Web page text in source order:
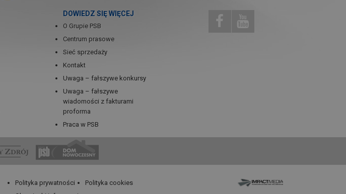
DOWIEDZ SIĘ WIĘCEJ
O Grupie PSB
Centrum prasowe
Sieć sprzedaży
Kontakt
Uwaga – fałszywe konkursy
Uwaga – fałszywe
wiadomości z fakturami
proforma
Praca w PSB
Polityka prywatności
Polityka cookies